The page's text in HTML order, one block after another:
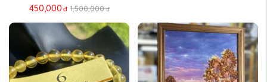
450,000 đ 1,500,000 đ